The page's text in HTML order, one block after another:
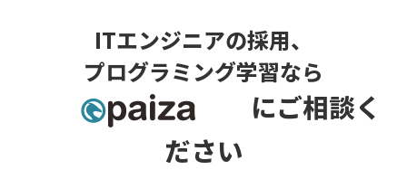
ITエンジニアの採用、
プログラミング学習なら
にご相談く
ださい